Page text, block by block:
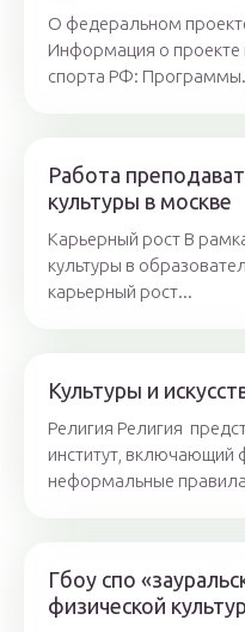
О федеральном
Информация о проекте
спорта РФ:
Работа
культуры в москве
Карьерный рост В
культуры в
карьерный рост...
Культуры и
Религия Религия
институт, включающий
неформальные
Гбоу спо
физической